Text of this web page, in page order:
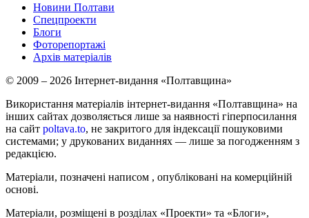
Новини Полтави
Спецпроекти
Блоги
Фоторепортажі
Архів матеріалів
© 2009 – 2026 Інтернет-видання «Полтавщина»
Використання матеріалів інтернет-видання «Полтавщина» на
інших сайтах дозволяється лише за наявності гіперпосилання
на сайт poltava.to, не закритого для індексації пошуковими
системами; у друкованих виданнях — лише за погодженням з
редакцією.
Матеріали, позначені написом , опубліковані на комерційній
основі.
Матеріали, розміщені в розділах «Проекти» та «Блоги»,